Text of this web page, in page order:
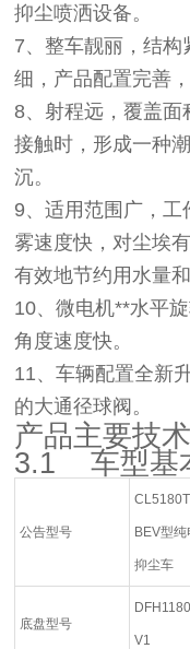
抑尘喷洒设备。
7、整车靓丽，结
细，产品配置完善
8、射程远，覆盖面
接触时，形成一种
沉。
9、适用范围广，
雾速度快，对尘埃
有效地节约用水量
10、微电机**水平
角度速度快。
11、车辆配置全新
的大通径球阀。
产品主要技
3.1 车型基
公告型号 BEV型纯
抑尘车
底盘型号
V1